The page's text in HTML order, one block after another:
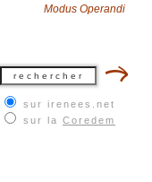
Modus Operandi
sur irenees.net
sur la Coredem